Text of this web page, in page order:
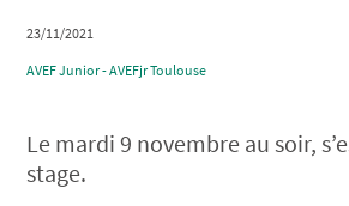
23/11/2021
AVEF Junior - AVEFjr Toulouse
Le mardi 9 novembre au soir,
stage.